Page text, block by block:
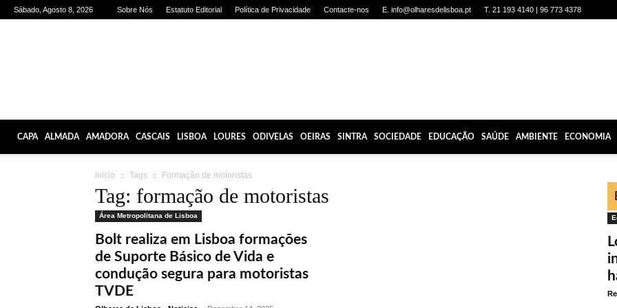
Sábado, Agosto 8, 2026 Sobre Nós Estatuto Editorial Política de Privacidade Contacte-nos E. info@olharesdelisboa.pt T. 21 193 4140 | 96 773 4378
CAPA ALMADA AMADORA CASCAIS LISBOA LOURES ODIVELAS OEIRAS SINTRA SOCIEDADE EDUCAÇÃO SAÚDE AMBIENTE ECONOMIA
Início Tags Formação de motoristas
Tag: formação de motoristas
Área Metropolitana de Lisboa
Bolt realiza em Lisboa formações
de Suporte Básico de Vida e
condução segura para motoristas
TVDE